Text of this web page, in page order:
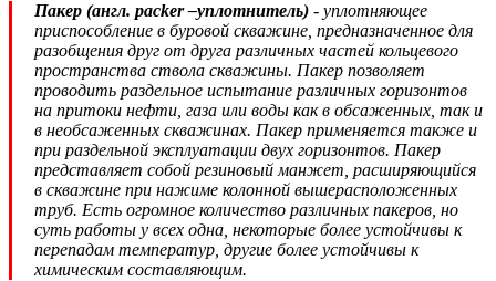
Пакер (англ. packer –уплотнитель) - уплотняющее
приспособление в буровой скважине, предназначенное для
разобщения друг от друга различных частей кольцевого
пространства ствола скважины. Пакер позволяет
проводить раздельное испытание различных горизонтов
на притоки нефти, газа или воды как в обсаженных, так и
в необсаженных скважинах. Пакер применяется также и
при раздельной эксплуатации двух горизонтов. Пакер
представляет собой резиновый манжет, расширяющийся
в скважине при нажиме колонной вышерасположенных
труб. Есть огромное количество различных пакеров, но
суть работы у всех одна, некоторые более устойчивы к
перепадам температур, другие более устойчивы к
химическим составляющим.